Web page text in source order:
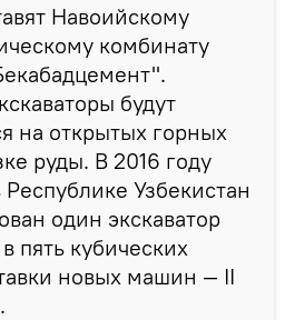
Навоийскому
комбинату
будут
на открытых горных
руды. В 2016 году
Узбекистан
один экскаватор
пять кубических
новых машин — II